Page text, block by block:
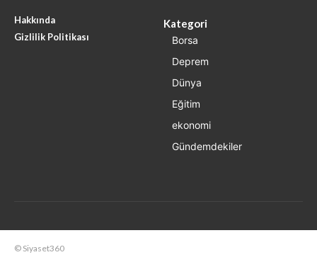
Hakkında
Gizlilik Politikası
Kategori
Borsa
Deprem
Dünya
Eğitim
ekonomi
Gündemdekiler
© Siyaset360